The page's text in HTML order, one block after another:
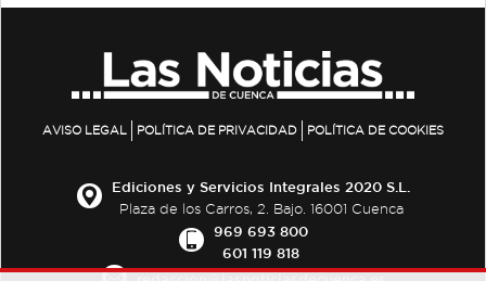
AVISO LEGAL POLÍTICA DE PRIVACIDAD POLÍTICA DE COOKIES
Ediciones y Servicios Integrales 2020 S.L.
Plaza de los Carros, 2. Bajo. 16001 Cuenca
969 693 800
601 119 818